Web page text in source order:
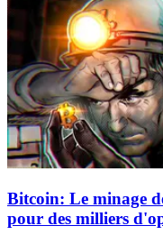
Bitcoin: Le minage
pour des milliers